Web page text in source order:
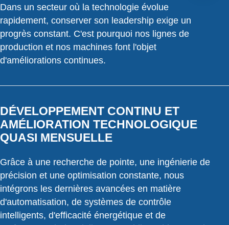
Dans un secteur où la technologie évolue
rapidement, conserver son leadership exige un
progrès constant. C'est pourquoi nos lignes de
production et nos machines font l'objet
d'améliorations continues.
DÉVELOPPEMENT CONTINU ET
AMÉLIORATION TECHNOLOGIQUE
QUASI MENSUELLE
Grâce à une recherche de pointe, une ingénierie de
précision et une optimisation constante, nous
intégrons les dernières avancées en matière
d'automatisation, de systèmes de contrôle
intelligents, d'efficacité énergétique et de